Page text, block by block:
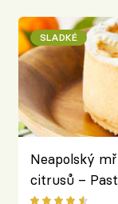
SLADKÉ
Neapolský
citrusů –